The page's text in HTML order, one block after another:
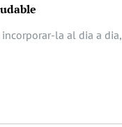
la al dia a dia,